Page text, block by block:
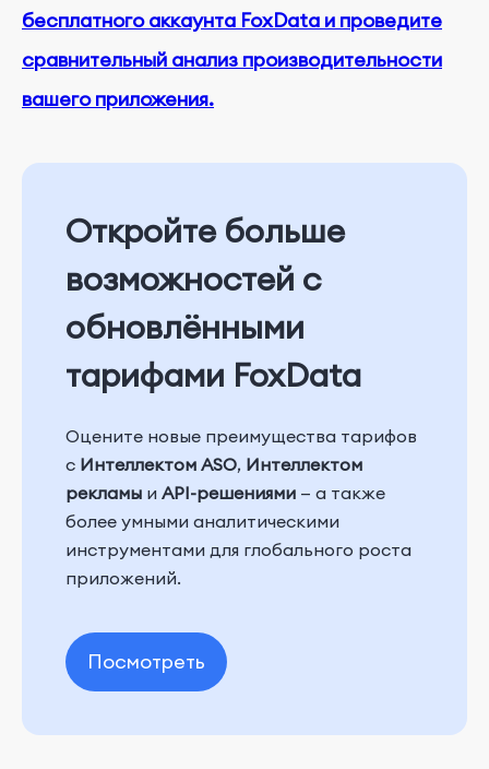
бесплатного аккаунта FoxData и проведите
сравнительный анализ производительности
вашего приложения.
Откройте больше
возможностей с
обновлёнными
тарифами FoxData
Оцените новые преимущества тарифов
с Интеллектом ASO, Интеллектом
рекламы и API-решениями — а также
более умными аналитическими
инструментами для глобального роста
приложений.
Посмотреть